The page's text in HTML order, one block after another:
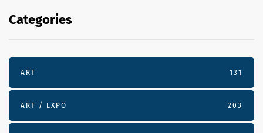
Categories
ART 131
ART / EXPO 203